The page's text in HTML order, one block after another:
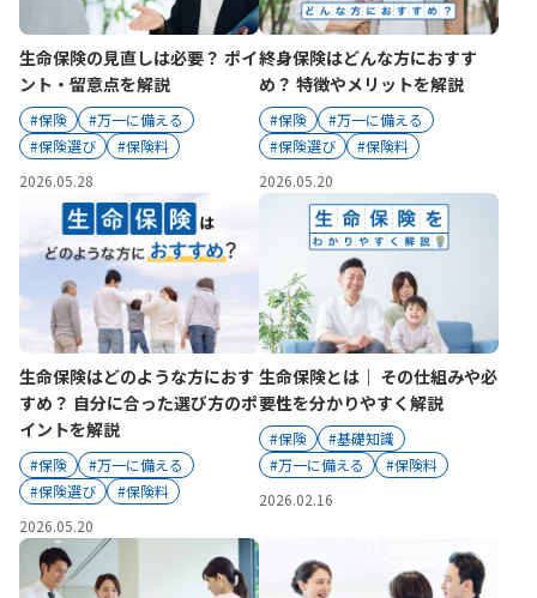
お手続き一覧
きっかけ・できごとから探す
マイページでできること
新規登録
ログイン
ご契約内容の確認
お客さまに関する情報等の確認の取り組み
終身保険
養老保険
定期保険
学資保険
長寿支援保険
お見積りシミュレーション
資料請求
保険の探し方のポイント
保険かんたん診断
これからのライフイベントでかかる費用とは？
法人のお客さま向け商品一覧
目的から探す
お役立ち情報
かんぽ生命の団体取扱い
法人向け資料請求
お問い合わせ先
かんぽのLifeサポートナビ
保険
医療
お金
子育て
ライフプラン
健康情報
かんぽ生命について
かんぽ生命について
ご挨拶
経営理念・経営戦略
会社概要
財務情報
株主・投資家のみなさまへ
日本郵政グループとしての取り組み
採用情報
CM・オウンドメディア／ソーシャルメディア
よくあるご質問
お問い合わせ
サステナビリティ
株主・投資家のみなさまへ
採用情報
English
生命保険の見直しは必要？ ポイ
ント・留意点を解説
#保険
#万一に備える
#保険選び
#保険料
2026.05.28
終身保険はどんな方におすす
め？ 特徴やメリットを解説
#保険
#万一に備える
#保険選び
#保険料
2026.05.20
生命保険はどのような方におす
すめ？ 自分に合った選び方のポ
イントを解説
#保険
#万一に備える
#保険選び
#保険料
2026.05.20
生命保険とは｜ その仕組みや必
要性を分かりやすく解説
#保険
#基礎知識
#万一に備える
#保険料
2026.02.16